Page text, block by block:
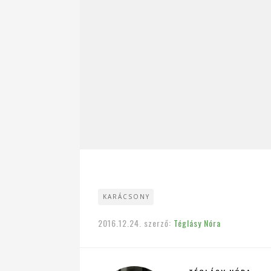
KARÁCSONY
2016.12.24. szerző: Téglásy Nóra